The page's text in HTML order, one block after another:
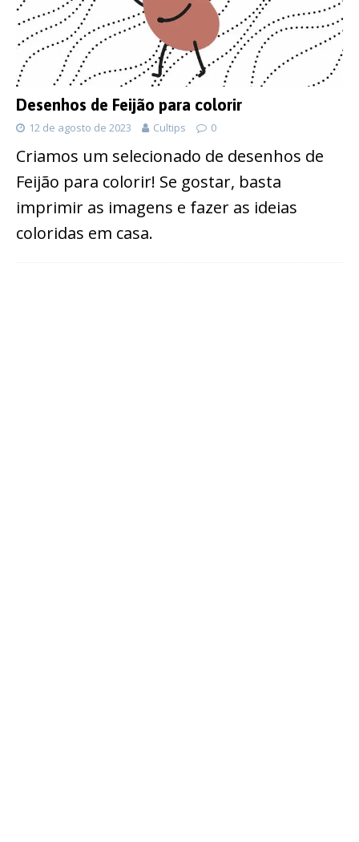
Desenhos de Feijão para colorir
12 de agosto de 2023 Cultips 0
Criamos um selecionado de desenhos de
Feijão para colorir! Se gostar, basta
imprimir as imagens e fazer as ideias
coloridas em casa.